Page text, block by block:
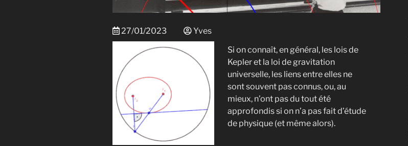
27/01/2023
Yves
Si on connaît, en général, les lois de
Kepler et la loi de gravitation
universelle, les liens entre elles ne
sont souvent pas connus, ou, au
mieux, n’ont pas du tout été
approfondis si on n’a pas fait d’étude
de physique (et même alors).